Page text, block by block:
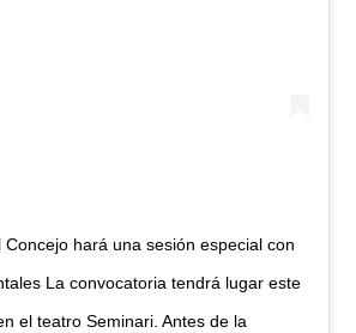
Concejo hará una sesión especial con
La convocatoria tendrá lugar este
el teatro Seminari. Antes de la